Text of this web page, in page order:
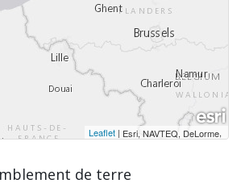
Leaflet | Esri, NAVTEQ, DeLorme,
de terre